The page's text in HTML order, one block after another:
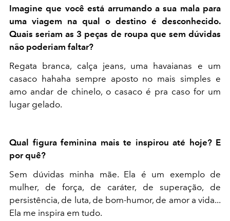
Imagine que você está arrumando a sua mala para
uma viagem na qual o destino é desconhecido.
Quais seriam as 3 peças de roupa que sem dúvidas
não poderiam faltar?
Regata branca, calça jeans, uma havaianas e um
casaco hahaha sempre aposto no mais simples e
amo andar de chinelo, o casaco é pra caso for um
lugar gelado.
Qual figura feminina mais te inspirou até hoje? E
por quê?
Sem dúvidas minha mãe. Ela é um exemplo de
mulher, de força, de caráter, de superação, de
persistência, de luta, de bom-humor, de amor a vida...
Ela me inspira em tudo.